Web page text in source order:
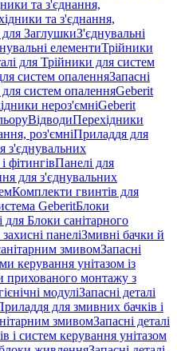
та з'єднання,
та з'єднання,
для ЗаглушкиЗ'єднувальні
елементиТрійники
для Трійники для систем
систем опаленняЗапасні
для систем опаленняGeberit
нероз'ємніGeberit
ВідводиПерехідники
роз'ємніПриладдя для
з'єднувальних
фітингівПанелі для
для з'єднувальних
Комплекти гвинтів для
GeberitБлоки
для Блоки санітарного
панеліЗмивні бачки й
змивомЗапасні
керування унітазом із
прихованого монтажу з
модуліЗапасні деталі
для змивних бачків і
змивомЗапасні деталі
і систем керування унітазом